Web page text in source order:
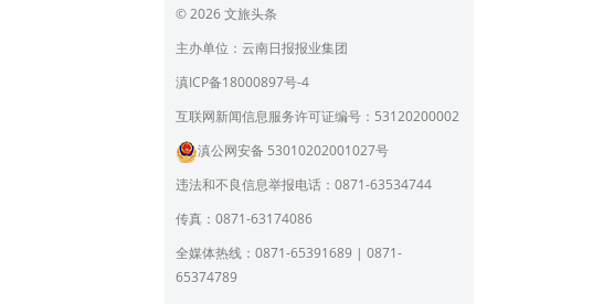
广东省文化和旅游厅
育厅
陕西省文化和旅游厅 甘肃省文化和旅游厅
青海省文化和旅游厅
宁夏回族自治区文化和旅
北京市文旅局
上海市文化和旅游局
员会
© 2026 文旅头条
主办单位：云南日报报业集团
滇ICP备18000897号-4
互联网新闻信息服务许可证编号：53120200002
滇公网安备 53010202001027号
违法和不良信息举报电话：0871-63534744
传真：0871-63174086
全媒体热线：0871-65391689 | 0871-
65374789